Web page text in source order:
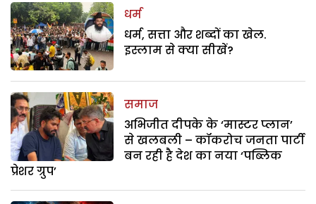
धर्म
धर्म, सत्ता और शब्दों का खेल.
इस्लाम से क्या सीखें?
समाज
अभिजीत दीपके के ‘मास्टर प्लान’
से खलबली – कॉकरोच जनता पार्टी
बन रही है देश का नया ‘पब्लिक
प्रेशर ग्रुप’